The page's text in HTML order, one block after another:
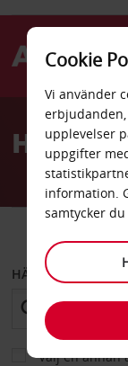
AvisHyrbil
BIL
HÄMTA FRÅN
Välj en annan
Cookie
Vi använder
upplevelser
uppgifter
information.
samtycker